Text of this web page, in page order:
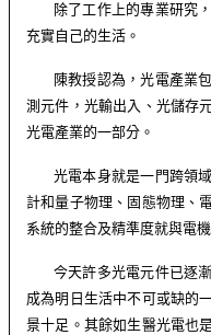
除了工作上的專業研究
充實自己的生活。
陳教授認為，光電產業
測元件，光輸出入、光儲存
光電產業的一部分。
光電本身就是一門跨領
計和量子物理、固態物理、
系統的整合及精準度就與電
今天許多光電元件已逐
成為明日生活中不可或缺的
景十足。其餘如生醫光電也